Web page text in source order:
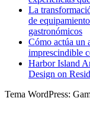
La
de
gastronómicos
Cómo actúa un
imprescindible
Harbor Island
Design on
Tema WordPress: